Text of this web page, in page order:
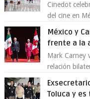
Cinedot
del cine en
México y
frente a la
Mark Carney
relación
Toluca y es